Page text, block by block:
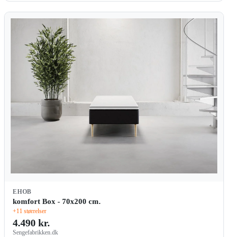
EHOB
komfort Box - 70x200 cm.
+11 størrelser
4.490 kr.
Sengefabrikken.dk